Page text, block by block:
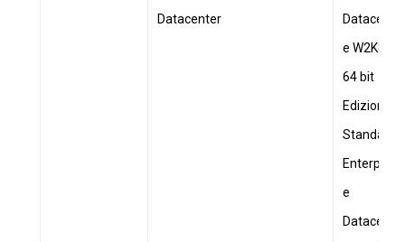
Datacenter
e W2K8 R2
64 bit
Edizioni
Standard,
Enterprise
e